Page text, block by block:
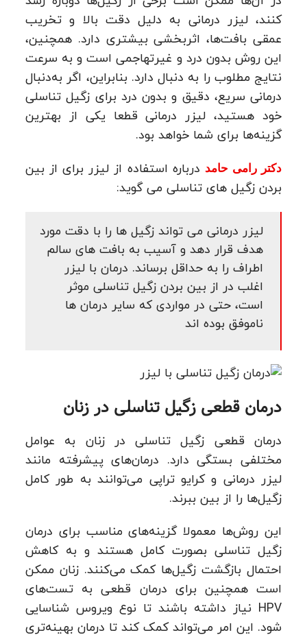
کنند، لیزر درمانی به دلیل دقت بالا و تخریب
عمقی بافت‌ها، اثربخشی بیشتری دارد. همچنین،
این روش بدون درد و غیرتهاجمی است و به سرعت
نتایج مطلوب را به دنبال دارد. بنابراین، اگر به‌دنبال
درمانی سریع، دقیق و بدون درد برای زگیل تناسلی
خود هستید، لیزر درمانی قطعا یکی از بهترین
گزینه‌ها برای شما خواهد بود.
دکتر رامی حامد درباره استفاده از لیزر برای از بین
بردن زگیل های تناسلی می گوید:
لیزر درمانی می تواند زگیل ها را با دقت مورد
هدف قرار دهد و آسیب به بافت های سالم
اطراف را به حداقل برساند. درمان با لیزر
اغلب در از بین بردن زگیل تناسلی موثر
است، حتی در مواردی که سایر درمان ها
ناموفق بوده اند
درمان قطعی زگیل تناسلی در زنان
درمان قطعی زگیل تناسلی در زنان به عوامل
مختلفی بستگی دارد. درمان‌های پیشرفته مانند
لیزر درمانی و کرایو تراپی می‌توانند به طور کامل
زگیل‌ها را از بین ببرند.
این روش‌ها معمولا گزینه‌های مناسب برای درمان
زگیل تناسلی بصورت کامل هستند و به کاهش
احتمال بازگشت زگیل‌ها کمک می‌کنند. زنان ممکن
است همچنین برای درمان قطعی به تست‌های
HPV نیاز داشته باشند تا نوع ویروس شناسایی
شود. این امر می‌تواند کمک کند تا درمان بهینه‌تری